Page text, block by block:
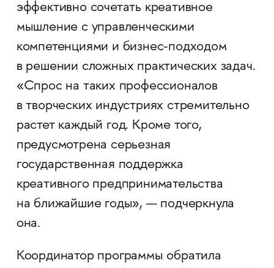
эффективно сочетать креативное
мышление с управленческими
компетенциями и бизнес-подходом
в решении сложных практических задач.
«Спрос на таких профессионалов
в творческих индустриях стремительно
растет каждый год. Кроме того,
предусмотрена серьезная
государственная поддержка
креативного предпринимательства
на ближайшие годы», — подчеркнула
она.
Координатор программы обратила